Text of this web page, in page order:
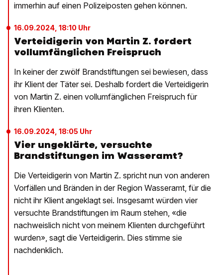
immerhin auf einen Polizeiposten gehen können.
16.09.2024, 18:10 Uhr
Verteidigerin von Martin Z. fordert
vollumfänglichen Freispruch
In keiner der zwölf Brandstiftungen sei bewiesen, dass
ihr Klient der Täter sei. Deshalb fordert die Verteidigerin
von Martin Z. einen vollumfänglichen Freispruch für
ihren Klienten.
16.09.2024, 18:05 Uhr
Vier ungeklärte, versuchte
Brandstiftungen im Wasseramt?
Die Verteidigerin von Martin Z. spricht nun von anderen
Vorfällen und Bränden in der Region Wasseramt, für die
nicht ihr Klient angeklagt sei. Insgesamt würden vier
versuchte Brandstiftungen im Raum stehen, «die
nachweislich nicht von meinem Klienten durchgeführt
wurden», sagt die Verteidigerin. Dies stimme sie
nachdenklich.